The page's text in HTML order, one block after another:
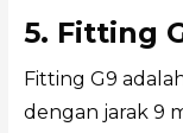
5. Fitting
Fitting G9
dengan jarak 9